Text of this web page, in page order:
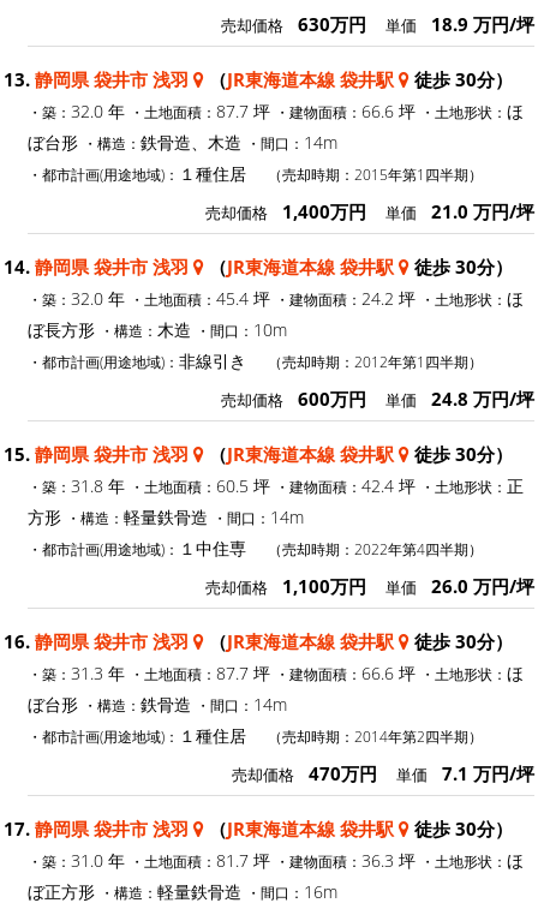
売却価格 630万円 単価 18.9 万円/坪
13. 静岡県 袋井市 浅羽 （JR東海道本線 袋井駅 徒歩 30分）
・築： 32.0 年 ・土地面積： 87.7 坪 ・建物面積： 66.6 坪 ・土地形状： ほ
ぼ台形 ・構造： 鉄骨造、木造 ・間口： 14m
・都市計画(用途地域)： １種住居 （売却時期：2015年第1四半期）
売却価格 1,400万円 単価 21.0 万円/坪
14. 静岡県 袋井市 浅羽 （JR東海道本線 袋井駅 徒歩 30分）
・築： 32.0 年 ・土地面積： 45.4 坪 ・建物面積： 24.2 坪 ・土地形状： ほ
ぼ長方形 ・構造： 木造 ・間口： 10m
・都市計画(用途地域)： 非線引き （売却時期：2012年第1四半期）
売却価格 600万円 単価 24.8 万円/坪
15. 静岡県 袋井市 浅羽 （JR東海道本線 袋井駅 徒歩 30分）
・築： 31.8 年 ・土地面積： 60.5 坪 ・建物面積： 42.4 坪 ・土地形状： 正
方形 ・構造： 軽量鉄骨造 ・間口： 14m
・都市計画(用途地域)： １中住専 （売却時期：2022年第4四半期）
売却価格 1,100万円 単価 26.0 万円/坪
16. 静岡県 袋井市 浅羽 （JR東海道本線 袋井駅 徒歩 30分）
・築： 31.3 年 ・土地面積： 87.7 坪 ・建物面積： 66.6 坪 ・土地形状： ほ
ぼ台形 ・構造： 鉄骨造 ・間口： 14m
・都市計画(用途地域)： １種住居 （売却時期：2014年第2四半期）
売却価格 470万円 単価 7.1 万円/坪
17. 静岡県 袋井市 浅羽 （JR東海道本線 袋井駅 徒歩 30分）
・築： 31.0 年 ・土地面積： 81.7 坪 ・建物面積： 36.3 坪 ・土地形状： ほ
ぼ正方形 ・構造： 軽量鉄骨造 ・間口： 16m